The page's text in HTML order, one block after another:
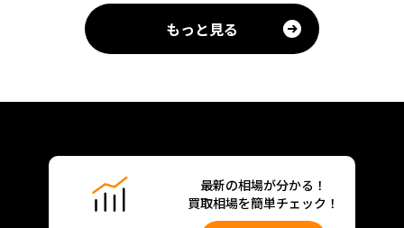
もっと見る
最新の相場が分かる！
買取相場を簡単チェック！